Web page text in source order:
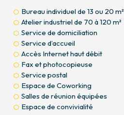
Bureau individuel de 13 ou 20 m²
Atelier industriel de 70 à 120 m²
Service de domiciliation
Service d’accueil
Accès Internet haut débit
Fax et photocopieuse
Service postal
Espace de Coworking
Salles de réunion équipées
Espace de convivialité